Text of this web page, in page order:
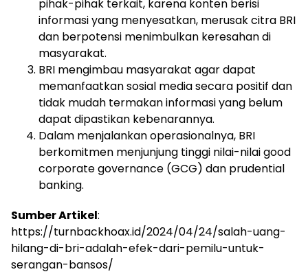
pihak-pihak terkait, karena konten berisi
informasi yang menyesatkan, merusak citra BRI
dan berpotensi menimbulkan keresahan di
masyarakat.
BRI mengimbau masyarakat agar dapat
memanfaatkan sosial media secara positif dan
tidak mudah termakan informasi yang belum
dapat dipastikan kebenarannya.
Dalam menjalankan operasionalnya, BRI
berkomitmen menjunjung tinggi nilai-nilai good
corporate governance (GCG) dan prudential
banking.
Sumber Artikel:
https://turnbackhoax.id/2024/04/24/salah-uang-
hilang-di-bri-adalah-efek-dari-pemilu-untuk-
serangan-bansos/